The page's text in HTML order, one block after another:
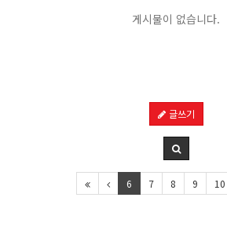
게시물이 없습니다.
글쓰기
6 7 8 9 10